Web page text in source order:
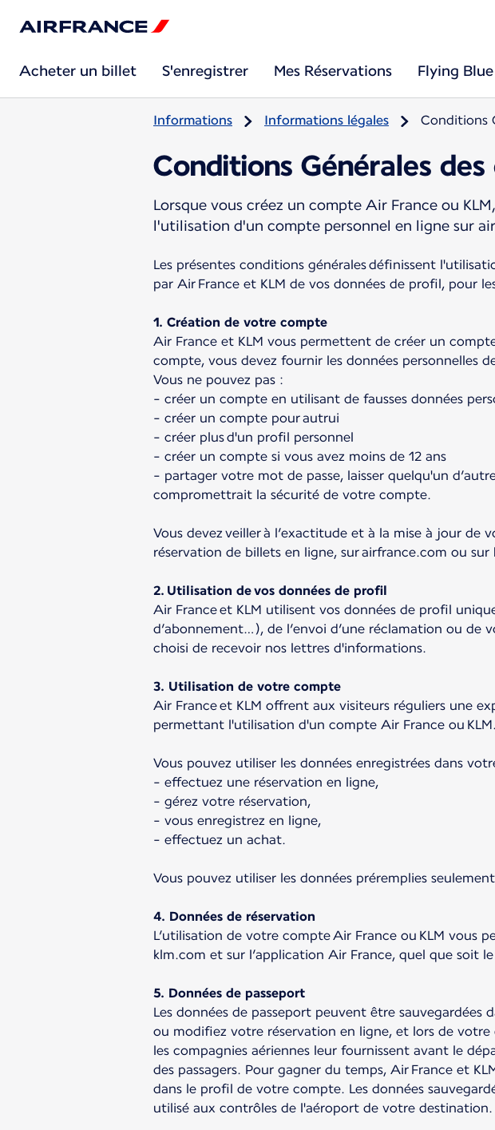
Acheter un billet S'enregistrer Mes Réservations Flying Blue
Informations Informations légales Conditions
Conditions Générales
Lorsque vous créez un compte Air France ou
l'utilisation d'un compte personnel en ligne sur
Les présentes conditions générales définissent
par Air France et KLM de vos données de profil, pour
1. Création de votre compte
Air France et KLM vous permettent de créer un
compte, vous devez fournir les données personnelles
Vous ne pouvez pas :
- créer un compte en utilisant de fausses données
- créer un compte pour autrui
- créer plus d'un profil personnel
- créer un compte si vous avez moins de 12 ans
- partager votre mot de passe, laisser quelqu'un
compromettrait la sécurité de votre compte.
Vous devez veiller à l’exactitude et à la mise à jour de
réservation de billets en ligne, sur airfrance.com ou sur
2. Utilisation de vos données de profil
Air France et KLM utilisent vos données de profil
d’abonnement…), de l’envoi d’une réclamation ou
choisi de recevoir nos lettres d'informations.
3. Utilisation de votre compte
Air France et KLM offrent aux visiteurs réguliers une
permettant l'utilisation d'un compte Air France ou KLM.
Vous pouvez utiliser les données enregistrées dans
- effectuez une réservation en ligne,
- gérez votre réservation,
- vous enregistrez en ligne,
- effectuez un achat.
Vous pouvez utiliser les données préremplies
4. Données de réservation
L’utilisation de votre compte Air France ou KLM vous
klm.com et sur l’application Air France, quel que soit
5. Données de passeport
Les données de passeport peuvent être
ou modifiez votre réservation en ligne, et lors de
les compagnies aériennes leur fournissent avant le
des passagers. Pour gagner du temps, Air France et
dans le profil de votre compte. Les données
utilisé aux contrôles de l'aéroport de votre destination.